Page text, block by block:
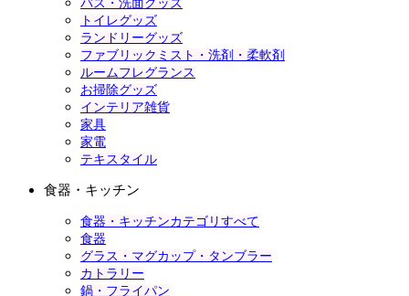
バス・洗面グッズ
トイレグッズ
ランドリーグッズ
ファブリックミスト・洗剤・柔軟剤
ルームフレグランス
お掃除グッズ
インテリア雑貨
家具
家電
テキスタイル
食器・キッチン
食器・キッチンカテゴリすべて
食器
グラス・マグカップ・タンブラー
カトラリー
鍋・フライパン